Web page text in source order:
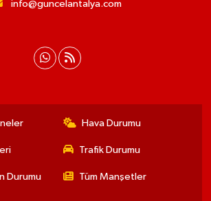
info@guncelantalya.com
Hava Durumu
Trafik Durumu
Durumu
Tüm Manşetler